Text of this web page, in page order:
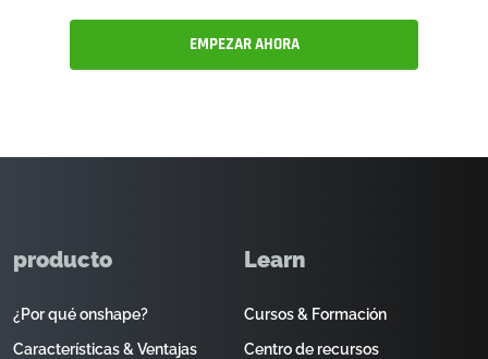
EMPEZAR AHORA
producto
¿Por qué onshape?
Características & Ventajas
Learn
Cursos & Formación
Centro de recursos